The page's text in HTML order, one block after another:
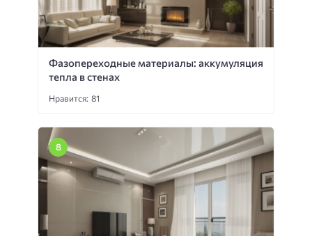
Фазопереходные материалы: аккумуляция
тепла в стенах
Нравится: 81